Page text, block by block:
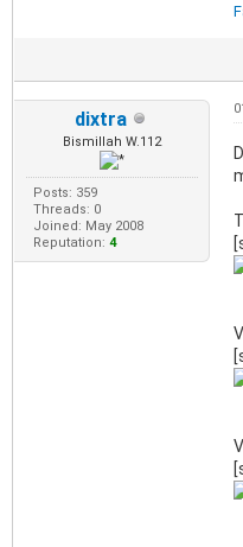
dixtra
Bismillah W.112
Posts: 359
Threads: 0
Joined: May 2008
Reputation: 4